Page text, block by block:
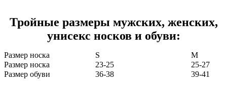
Тройные размеры мужских, женских,
унисекс носков и обуви:
Размер носка S
M
Размер носка
23-25
25-27
Размер обуви
36-38 39-41